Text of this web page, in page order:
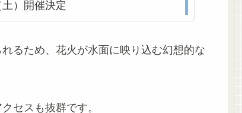
）開催決定
るため、花火が水面に映り込む幻想的な
セスも抜群です。